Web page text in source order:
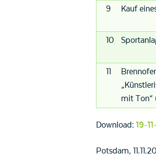
9
Kauf
10
11
mit Ton“
Download: 19-
Potsdam,